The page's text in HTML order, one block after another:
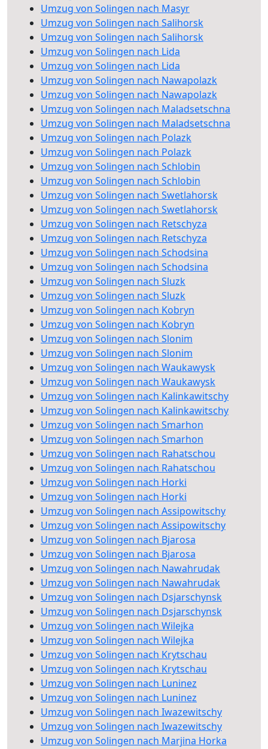
Umzug von Solingen nach Masyr
Umzug von Solingen nach Salihorsk
Umzug von Solingen nach Salihorsk
Umzug von Solingen nach Lida
Umzug von Solingen nach Lida
Umzug von Solingen nach Nawapolazk
Umzug von Solingen nach Nawapolazk
Umzug von Solingen nach Maladsetschna
Umzug von Solingen nach Maladsetschna
Umzug von Solingen nach Polazk
Umzug von Solingen nach Polazk
Umzug von Solingen nach Schlobin
Umzug von Solingen nach Schlobin
Umzug von Solingen nach Swetlahorsk
Umzug von Solingen nach Swetlahorsk
Umzug von Solingen nach Retschyza
Umzug von Solingen nach Retschyza
Umzug von Solingen nach Schodsina
Umzug von Solingen nach Schodsina
Umzug von Solingen nach Sluzk
Umzug von Solingen nach Sluzk
Umzug von Solingen nach Kobryn
Umzug von Solingen nach Kobryn
Umzug von Solingen nach Slonim
Umzug von Solingen nach Slonim
Umzug von Solingen nach Waukawysk
Umzug von Solingen nach Waukawysk
Umzug von Solingen nach Kalinkawitschy
Umzug von Solingen nach Kalinkawitschy
Umzug von Solingen nach Smarhon
Umzug von Solingen nach Smarhon
Umzug von Solingen nach Rahatschou
Umzug von Solingen nach Rahatschou
Umzug von Solingen nach Horki
Umzug von Solingen nach Horki
Umzug von Solingen nach Assipowitschy
Umzug von Solingen nach Assipowitschy
Umzug von Solingen nach Bjarosa
Umzug von Solingen nach Bjarosa
Umzug von Solingen nach Nawahrudak
Umzug von Solingen nach Nawahrudak
Umzug von Solingen nach Dsjarschynsk
Umzug von Solingen nach Dsjarschynsk
Umzug von Solingen nach Wilejka
Umzug von Solingen nach Wilejka
Umzug von Solingen nach Krytschau
Umzug von Solingen nach Krytschau
Umzug von Solingen nach Luninez
Umzug von Solingen nach Luninez
Umzug von Solingen nach Iwazewitschy
Umzug von Solingen nach Iwazewitschy
Umzug von Solingen nach Marjina Horka